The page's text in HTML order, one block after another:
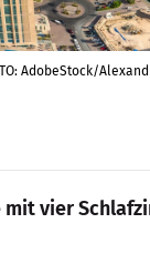
AdobeStock/
vier